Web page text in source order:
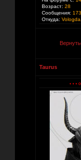
Возраст: 28
Сообщения:
Откуда:
Taurus